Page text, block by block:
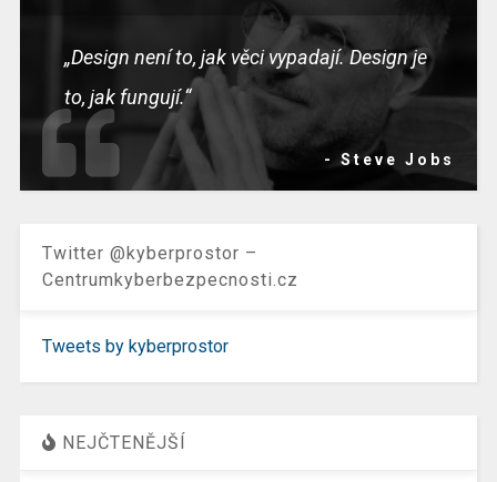
„Design není to, jak věci vypadají. Design je
to, jak fungují.“
- Steve Jobs
Twitter @kyberprostor –
Centrumkyberbezpecnosti.cz
Tweets by kyberprostor
NEJČTENĚJŠÍ